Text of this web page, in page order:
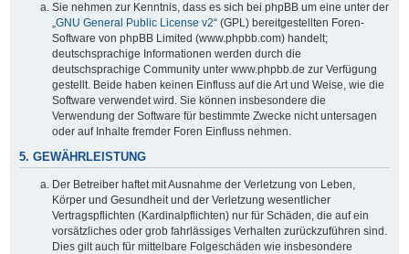
Sie nehmen zur Kenntnis, dass es sich bei phpBB um eine unter der
„GNU General Public License v2“ (GPL) bereitgestellten Foren-
Software von phpBB Limited (www.phpbb.com) handelt;
deutschsprachige Informationen werden durch die
deutschsprachige Community unter www.phpbb.de zur Verfügung
gestellt. Beide haben keinen Einfluss auf die Art und Weise, wie die
Software verwendet wird. Sie können insbesondere die
Verwendung der Software für bestimmte Zwecke nicht untersagen
oder auf Inhalte fremder Foren Einfluss nehmen.
5. GEWÄHRLEISTUNG
Der Betreiber haftet mit Ausnahme der Verletzung von Leben,
Körper und Gesundheit und der Verletzung wesentlicher
Vertragspflichten (Kardinalpflichten) nur für Schäden, die auf ein
vorsätzliches oder grob fahrlässiges Verhalten zurückzuführen sind.
Dies gilt auch für mittelbare Folgeschäden wie insbesondere